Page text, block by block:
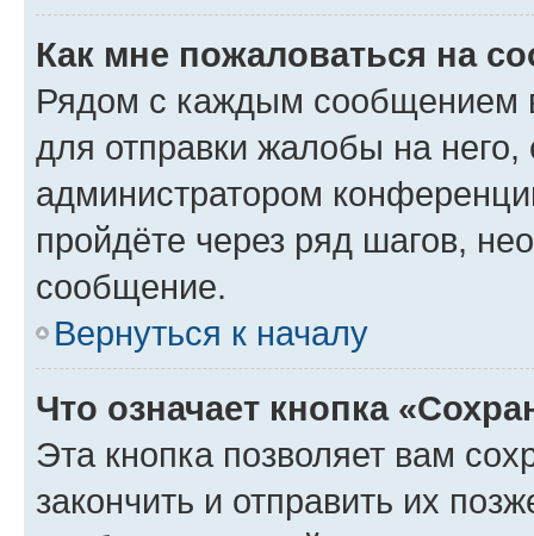
Как мне пожаловаться на
Рядом с каждым сообщением
для отправки жалобы на
администратором
пройдёте через ряд шагов,
сообщение.
Вернуться к началу
Что означает кнопка
Эта кнопка позволяет вам
закончить и отправить их